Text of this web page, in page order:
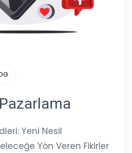
Yeni Nesil
Yön Veren Fikirler